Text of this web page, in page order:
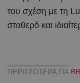
του σχέση με τη
σταθερό και
ΠΕΡΙΣΣΟΤΕΡΑ ΓΙΑ